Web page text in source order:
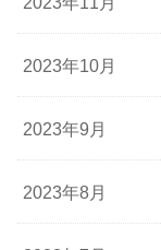
2023年10月
2023年9月
2023年8月